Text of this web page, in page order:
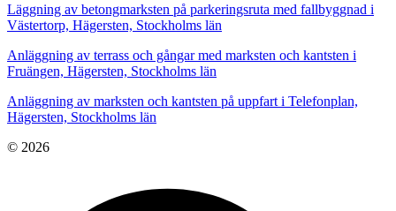
Läggning av betongmarksten på parkeringsruta med fallbyggnad i
Västertorp, Hägersten, Stockholms län
Anläggning av terrass och gångar med marksten och kantsten i
Fruängen, Hägersten, Stockholms län
Anläggning av marksten och kantsten på uppfart i Telefonplan,
Hägersten, Stockholms län
© 2026